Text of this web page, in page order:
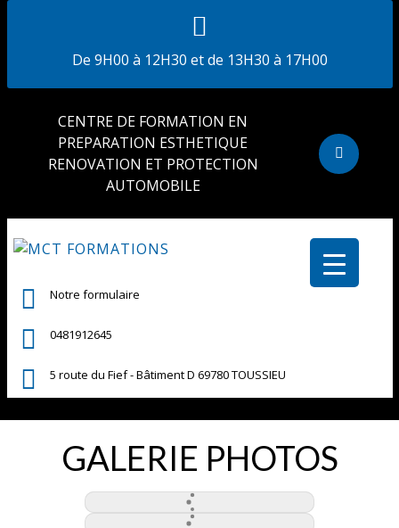
De 9H00 à 12H30 et de 13H30 à 17H00
CENTRE DE FORMATION EN
PREPARATION ESTHETIQUE
RENOVATION ET PROTECTION
AUTOMOBILE
Notre formulaire
0481912645
5 route du Fief - Bâtiment D 69780 TOUSSIEU
GALERIE PHOTOS